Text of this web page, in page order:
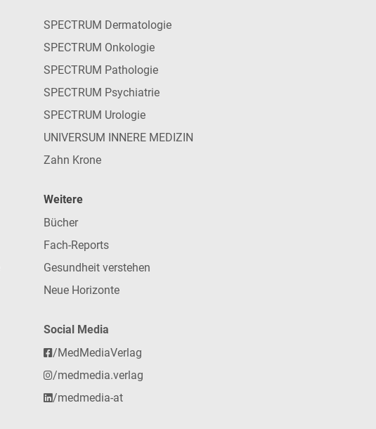
SPECTRUM Dermatologie
SPECTRUM Onkologie
SPECTRUM Pathologie
SPECTRUM Psychiatrie
SPECTRUM Urologie
UNIVERSUM INNERE MEDIZIN
Zahn Krone
Weitere
Bücher
Fach-Reports
Gesundheit verstehen
Neue Horizonte
Social Media
/MedMediaVerlag
/medmedia.verlag
/medmedia-at